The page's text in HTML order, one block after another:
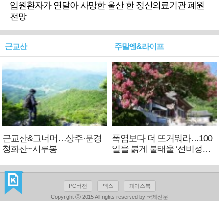
입원환자가 연달아 사망한 울산 한 정신의료기관 폐원
전망
근교산
근교산&그너머…상주·문경
청화산~시루봉
주말엔&라이프
폭염보다 더 뜨거워라…100
일을 붉게 불태울 ‘선비정신’
PC버전 엑스
페이스북
Copyright ⓒ 2015 All rights reserved by 국제신문